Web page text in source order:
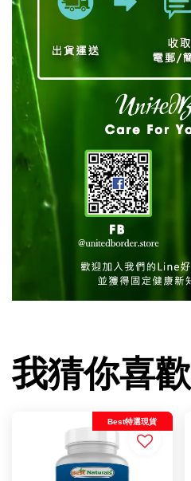
我猜你喜歡
Best特選現貨